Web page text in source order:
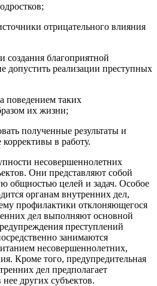
отрицательного влияния
создания благоприятной
допустить реализации преступных
поведением таких
их жизни;
полученные результаты и
в работу.
несовершеннолетних
Они представляют собой
общностью целей и задач. Особое
органам внутренних дел,
профилактики отклоняющегося
дел выполняют основной
преступлений
занимаются
несовершеннолетних,
Кроме того, предупредительная
дел предполагает
других субъектов.